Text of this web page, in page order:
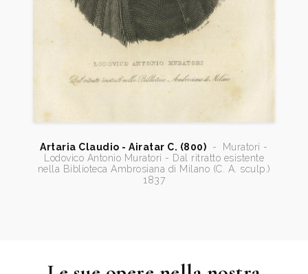
Artaria Claudio - Airatar C. (800) -
Muratori -
Lodovico Antonio Muratori - Dal ritratto esistente
nella Biblioteca Ambrosiana di Milano (C. A. sculp.)
1837